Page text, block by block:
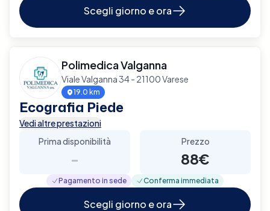
Scegli giorno e ora
Polimedica Valganna
Viale Valganna 34 - 21100 Varese
19.0 km
Ecografia Piede
Vedi altre prestazioni
Prima disponibilità
-
Prezzo
88€
Pagamento in sede Conferma immediata
Scegli giorno e ora